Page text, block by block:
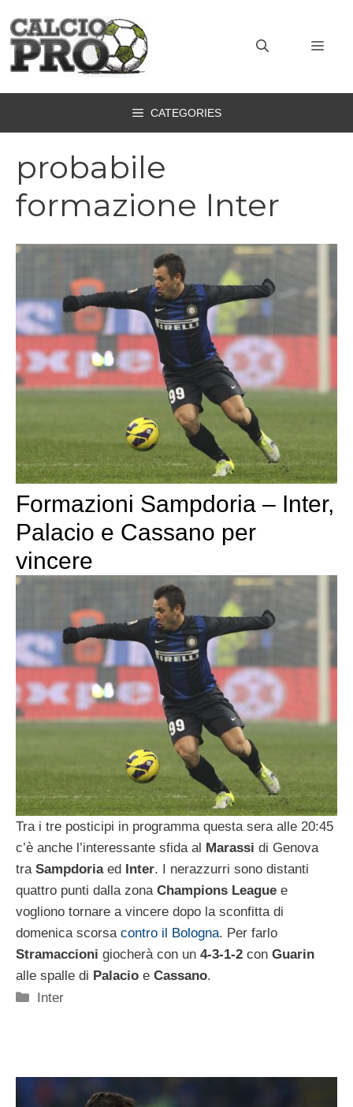
contenuto
CATEGORIES
probabile
formazione Inter
Formazioni Sampdoria – Inter,
Palacio e Cassano per
vincere
Tra i tre posticipi in programma questa sera alle 20:45
c’è anche l’interessante sfida al Marassi di Genova
tra Sampdoriaed Inter. I nerazzurri sono distanti
quattro punti dalla zona Champions League e
vogliono tornare a vincere dopo la sconfitta di
domenica scorsa contro il Bologna. Per farlo
Stramaccioni giocherà con un 4-3-1-2 con Guarin
alle spalle di Palacio e Cassano.
Categorie
Inter